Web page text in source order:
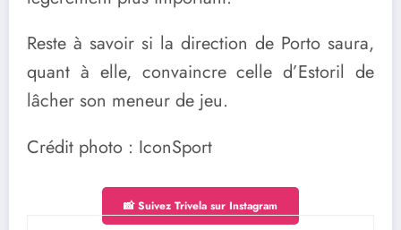
Reste à savoir si la direction de Porto saura,
quant à elle, convaincre celle d’Estoril de
lâcher son meneur de jeu.
Crédit photo : IconSport
📸 Suivez Trivela sur Instagram